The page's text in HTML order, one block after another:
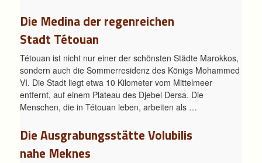
Die Medina der regenreichen
Stadt Tétouan
Tétouan ist nicht nur einer der schönsten Städte Marokkos,
sondern auch die Sommerresidenz des Königs Mohammed
VI. Die Stadt liegt etwa 10 Kilometer vom Mittelmeer
entfernt, auf einem Plateau des Djebel Dersa. Die
Menschen, die in Tétouan leben, arbeiten als …
Die Ausgrabungsstätte Volubilis
nahe Meknes